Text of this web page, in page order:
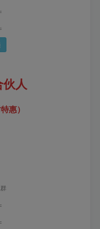
人
惠）